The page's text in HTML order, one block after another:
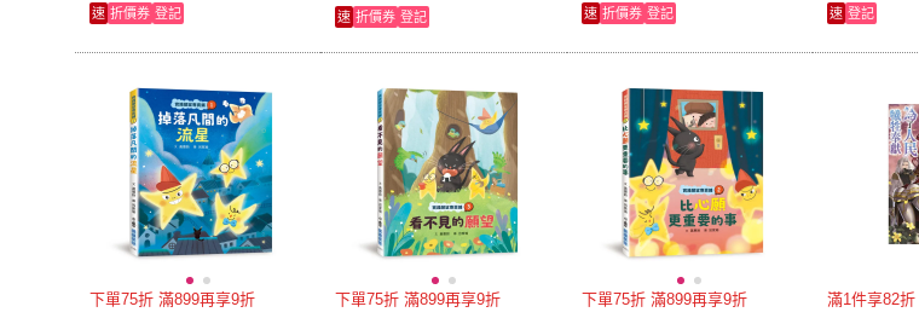
速 折價券 登記 速 折價券 登記 速 折價券 登記 速 登記
下單75折 滿899再享9折 下單75折 滿899再享9折 下單75折 滿899再享9折 滿1件享82折